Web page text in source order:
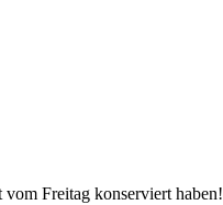
Freitag konserviert haben!